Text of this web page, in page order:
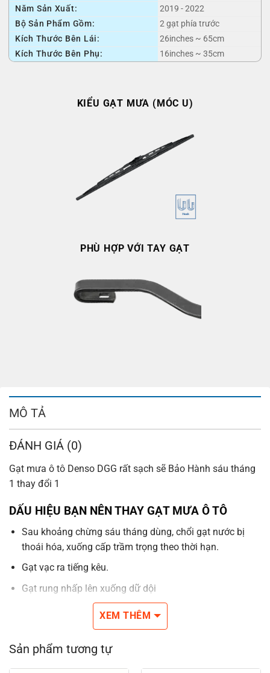
Năm Sản Xuất:
2019 - 2022
Bộ Sản Phẩm Gồm:
2 gạt phía trước
Kích Thước Bên Lái:
26inches ~ 65cm
Kích Thước Bên Phụ:
16inches ~ 35cm
KIỂU GẠT MƯA (MÓC U)
PHÙ HỢP VỚI TAY GẠT
MÔ TẢ
ĐÁNH GIÁ (0)
Gạt mưa ô tô Denso DGG rất sạch sẽ Bảo Hành sáu tháng
1 thay đổi 1
DẤU HIỆU BẠN NÊN THAY GẠT MƯA Ô TÔ
Sau khoảng chừng sáu tháng dùng, chổi gạt nước bị
thoái hóa, xuống cấp trầm trọng theo thời hạn.
Gạt vạc ra tiếng kêu.
Gạt rung nhấp lên xuống dữ dội
Gạt chưa sạch làm khó góc nhìn.
quan trọng rất chi là quan trọng trên các đoạn đường dài.
XEM THÊM
Sản phẩm tương tự